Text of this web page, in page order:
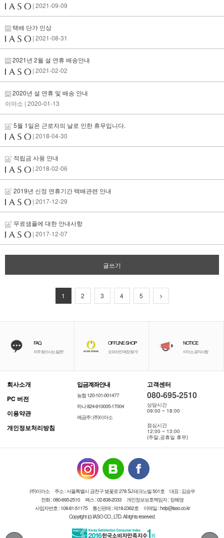
| 2021-09-09
택배 단가 인상
| 2021-08-31
2021년 2월 설 연휴 배송안내
| 2021-02-02
2020년 설 연휴 및 배송 안내
이아소 | 2020-01-13
5월 1일은 근로자의 날로 인한 휴무입니다.
| 2018-04-30
적립금 사용 안내
| 2018-02-06
2019년 신정 연휴기간 택배관련 안내
| 2017-12-29
무료샘플에 대한 안내사항
| 2017-12-07
글쓰기
1 2 3 4 5
FAQ
자주 찾으시는 질문!
OFFLINE SHOP
오프라인 매장 찾기!
NOTICE
이이소 공지사항
회사소개
PC 버전
이용약관
개인정보처리방침
입금계좌안내
농협 120-101-001477
하나 824-910005-17004
예금주: (주)이아소
고객센터
080-695-2510
상담시간
09:00 ~ 18:00
점심시간
12:00 ~ 13:00
(주말,공휴일 휴무)
(주)이아소 주소 : 서울특별시 금천구 벚꽃로 278 SJ 테크노빌 501호
대표 : 김승우
전화 : 080-695-2510
팩스 : 02-838-2033
개인정보보호책임자 : 장혜영
사업자번호 : 108-81-51175
통신판매 : 제18-2362호
이메일 : help@iaso.co.kr
Copyright (c) IASO CO., LTD. All rights reserved.